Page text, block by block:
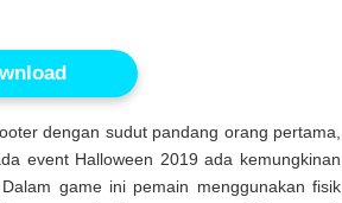
dengan sudut pandang orang pertama,
event Halloween 2019 ada kemungkinan
game ini pemain menggunakan fisik